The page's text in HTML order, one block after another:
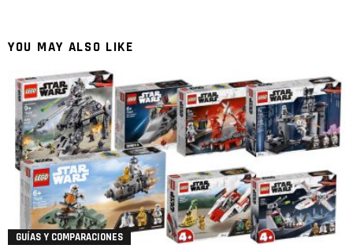
YOU MAY ALSO LIKE
GUÍAS Y COMPARACIONES